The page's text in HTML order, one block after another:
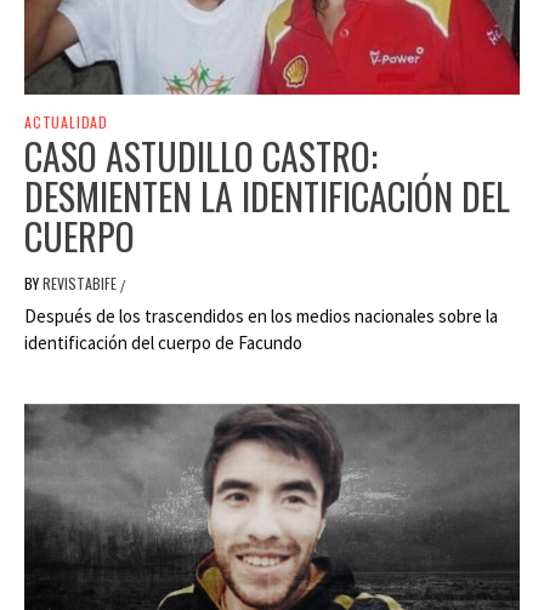
ACTUALIDAD
CASO ASTUDILLO CASTRO:
DESMIENTEN LA IDENTIFICACIÓN DEL
CUERPO
BYREVISTABIFE /
Después de los trascendidos en los medios nacionales sobre la
identificación del cuerpo de Facundo